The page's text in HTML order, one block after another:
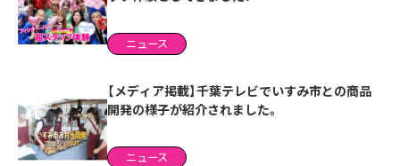
ニュース
【メディア掲載】千葉テレビでいすみ市との商品
開発の様子が紹介されました。
ニュース